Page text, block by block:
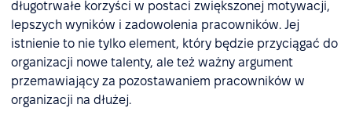
długotrwałe korzyści w postaci zwiększonej motywacji,
lepszych wyników i zadowolenia pracowników. Jej
istnienie to nie tylko element, który będzie przyciągać do
organizacji nowe talenty, ale też ważny argument
przemawiający za pozostawaniem pracowników w
organizacji na dłużej.